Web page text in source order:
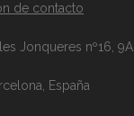
de contacto
Jonqueres nº16, 9A
España